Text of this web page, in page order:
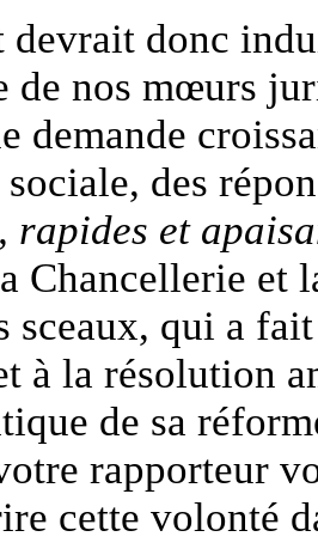
devrait donc
de nos mœurs
demande
des
rapides et
Chancellerie et
sceaux, qui a
à la résolution
de sa
rapporteur
cette volonté